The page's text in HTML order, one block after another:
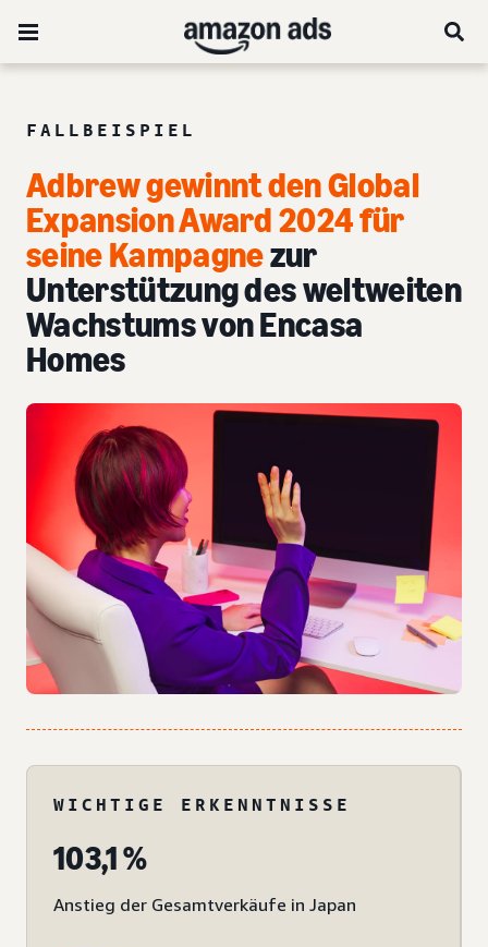
FALLBEISPIEL
Adbrew gewinnt den Global
Expansion Award 2024 für
seine Kampagnezur
Unterstützung des weltweiten
Wachstums von Encasa
Homes
WICHTIGE ERKENNTNISSE
103,1 %
Anstieg der Gesamtverkäufe in Japan